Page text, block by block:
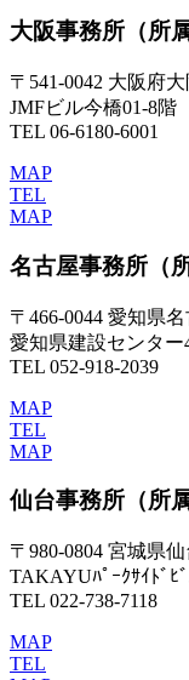
大阪事務所 （所
〒541-0042 大阪府
JMFビル今橋01-8階
TEL 06-6180-6001
MAP
TEL
MAP
名古屋事務所 （
〒466-0044 愛知県
愛知県建設センター
TEL 052-918-2039
MAP
TEL
MAP
仙台事務所 （所
〒980-0804 宮城県
TAKAYUﾊﾟｰｸｻｲﾄﾞﾋ
TEL 022-738-7118
MAP
TEL